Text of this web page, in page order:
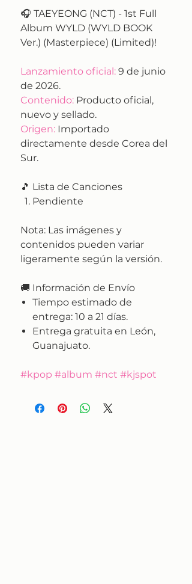
🎧 TAEYEONG (NCT) - 1st Full
Album WYLD (WYLD BOOK
Ver.) (Masterpiece) (Limited)!
Lanzamiento oficial: 9 de junio
de 2026.
Contenido: Producto oficial,
nuevo y sellado.
Origen: Importado
directamente desde Corea del
Sur.
🎵 Lista de Canciones
Pendiente
Nota: Las imágenes y
contenidos pueden variar
ligeramente según la versión.
🚚 Información de Envío
Tiempo estimado de
entrega: 10 a 21 días.
Entrega gratuita en León,
Guanajuato.
#kpop #album #nct #kjspot